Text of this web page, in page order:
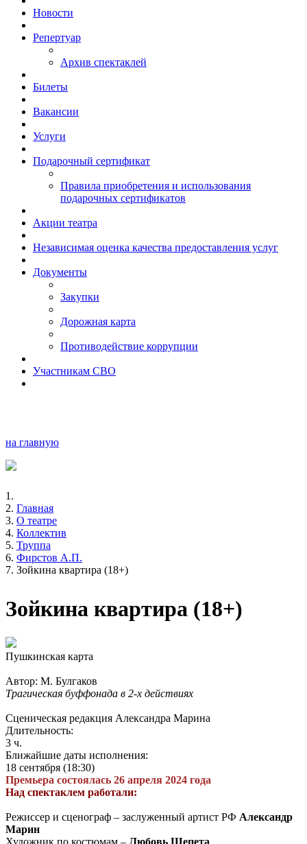
Новости
Репертуар
Архив спектаклей
Билеты
Вакансии
Услуги
Подарочный сертификат
Правила приобретения и использования
подарочных сертификатов
Акции театра
Независимая оценка качества предоставления услуг
Документы
Закупки
Дорожная карта
Противодействие коррупции
Участникам СВО
на главную
Главная
О театре
Коллектив
Труппа
Фирстов А.П.
Зойкина квартира (18+)
Зойкина квартира (18+)
Пушкинская карта
Автор: М. Булгаков
Трагическая буффонада в 2-х действиях
Сценическая редакция Александра Марина
Длительность:
3 ч.
Ближайшие даты исполнения:
18 сентября (18:30)
Премьера состоялась 26 апреля 2024 года
Над спектаклем работали:
Режиссер и сценограф – заслуженный артист РФ Александр
Марин
Художник по костюмам – Любовь Шепета